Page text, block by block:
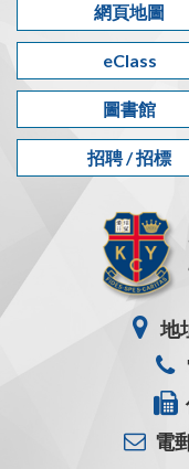
網頁地圖
eClass
圖書館
招聘 / 招標
地
電